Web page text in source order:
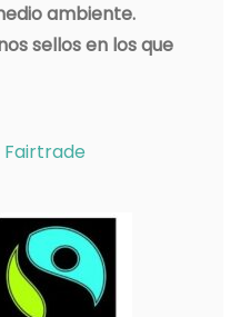
ambiente.
sellos en los que
Fairtrade